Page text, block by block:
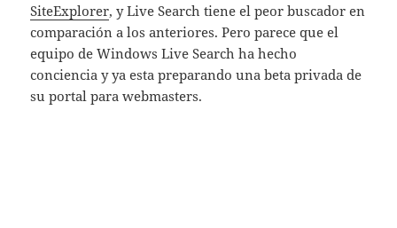
SiteExplorer, y Live Search tiene el peor buscador en
comparación a los anteriores. Pero parece que el
equipo de Windows Live Search ha hecho
conciencia y ya esta preparando una beta privada de
su portal para webmasters.